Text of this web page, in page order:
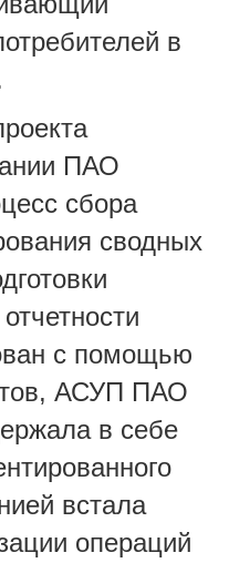
в
ПАО
сбора
сводных
с помощью
АСУП ПАО
в себе
встала
операций